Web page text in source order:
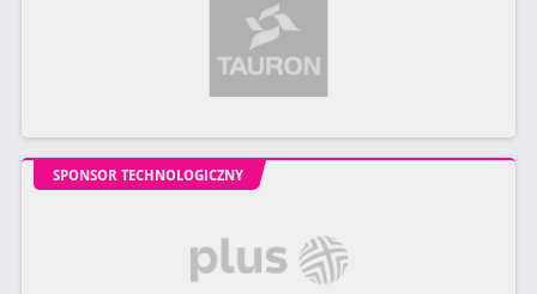
SPONSOR TECHNOLOGICZNY